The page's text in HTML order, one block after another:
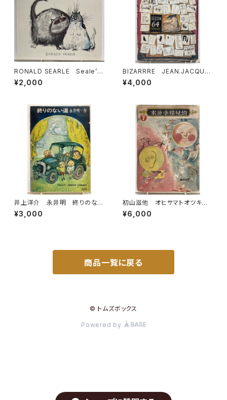
RONALD SEARLE Seale’s
Cats 1967年初版の1973年
４刷 DENNIS DOBSON
¥2,000
BIZARRRE JEAN.JACQUE
S PAUVERT編 1964年 BI
ZARRE36-37
¥4,000
井上洋介 永井明 終りのない
道 1969年 初版 函 理論
社
¥3,000
初山滋他 オヒサマトオツキサ
マ 幼児標準繪本７ 昭和15年
初版の16年47刷（1941） 編輯
¥6,000
商品一覧に戻る
© トムズボックス
Powered by